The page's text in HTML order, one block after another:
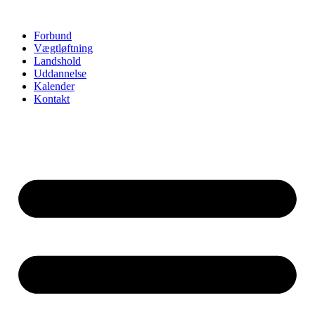
indholdForbund
Vægtløftning
Landshold
Uddannelse
Kalender
Kontakt